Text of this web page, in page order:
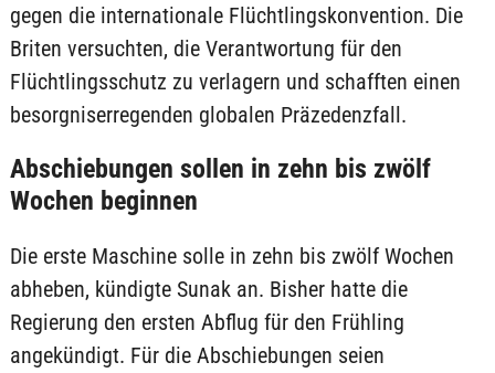
gegen die internationale Flüchtlingskonvention. Die
Briten versuchten, die Verantwortung für den
Flüchtlingsschutz zu verlagern und schafften einen
besorgniserregenden globalen Präzedenzfall.
Abschiebungen sollen in zehn bis zwölf
Wochen beginnen
Die erste Maschine solle in zehn bis zwölf Wochen
abheben, kündigte Sunak an. Bisher hatte die
Regierung den ersten Abflug für den Frühling
angekündigt. Für die Abschiebungen seien